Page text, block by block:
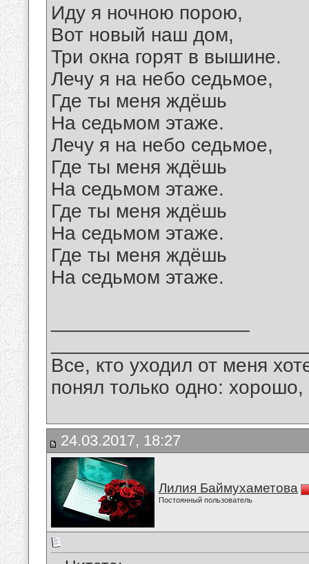
Иду я ночною порою,
Вот новый наш дом,
Три окна горят в вышине.
Лечу я на небо седьмое,
Где ты меня ждёшь
На седьмом этаже.
Лечу я на небо седьмое,
Где ты меня ждёшь
На седьмом этаже.
Где ты меня ждёшь
На седьмом этаже.
Где ты меня ждёшь
На седьмом этаже.
Все, кто уходил от меня
понял только одно:
24.03.2017, 18:27
Лилия Баймухаметова
Постоянный пользователь